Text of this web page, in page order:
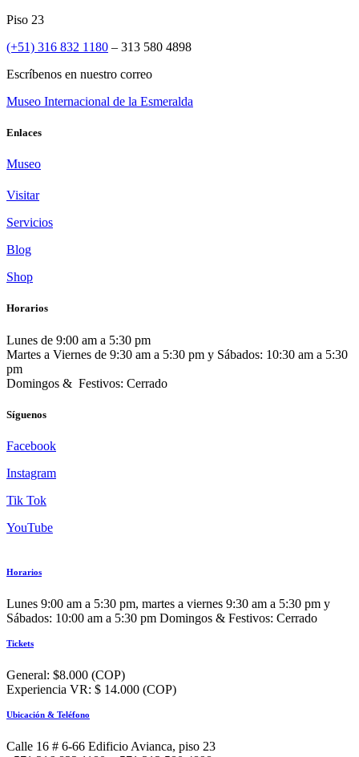
Piso 23
(+51) 316 832 1180 – 313 580 4898
Escríbenos en nuestro correo
Museo Internacional de la Esmeralda
Enlaces
Museo
Visitar
Servicios
Blog
Shop
Horarios
Lunes de 9:00 am a 5:30 pm
Martes a Viernes de 9:30 am a 5:30 pm y Sábados: 10:30 am a 5:30
pm
Domingos & Festivos: Cerrado
Síguenos
Facebook
Instagram
Tik Tok
YouTube
Horarios
Lunes 9:00 am a 5:30 pm, martes a viernes 9:30 am a 5:30 pm y
Sábados: 10:00 am a 5:30 pm Domingos & Festivos: Cerrado
Tickets
General: $8.000 (COP)
Experiencia VR: $ 14.000 (COP)
Ubicación & Teléfono
Calle 16 # 6-66 Edificio Avianca, piso 23